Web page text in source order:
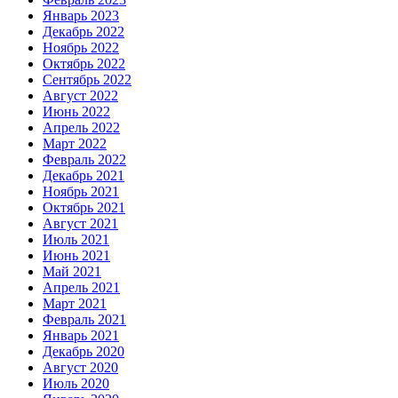
Январь 2023
Декабрь 2022
Ноябрь 2022
Октябрь 2022
Сентябрь 2022
Август 2022
Июнь 2022
Апрель 2022
Март 2022
Февраль 2022
Декабрь 2021
Ноябрь 2021
Октябрь 2021
Август 2021
Июль 2021
Июнь 2021
Май 2021
Апрель 2021
Март 2021
Февраль 2021
Январь 2021
Декабрь 2020
Август 2020
Июль 2020